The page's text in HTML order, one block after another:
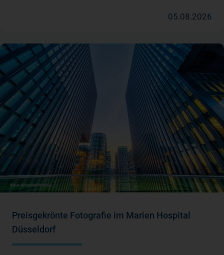
05.08.2026
Preisgekrönte Fotografie im Marien Hospital
Düsseldorf